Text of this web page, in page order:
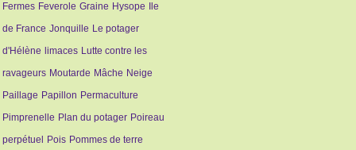
Fermes Feverole Graine Hysope
Ile
de France Jonquille Le potager
d'Hélène limaces Lutte contre les
ravageurs Moutarde Mâche Neige
Paillage Papillon Permaculture
Pimprenelle Plan du potager Poireau
perpétuel
Pois Pommes de terre